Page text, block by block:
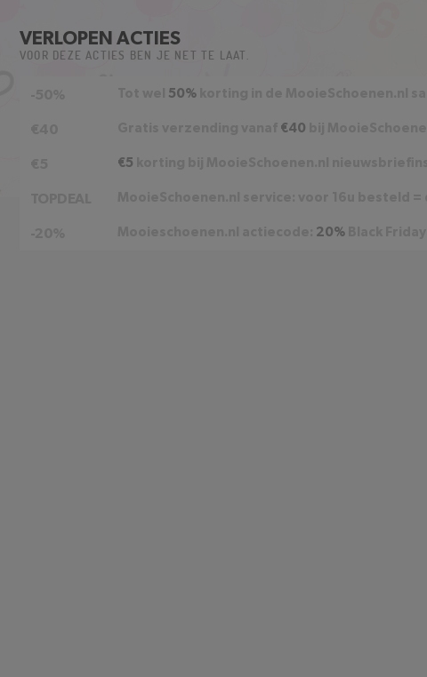
VERLOPEN ACTIES
VOOR DEZE ACTIES BEN JE NET TE LAAT.
50%
€40
€5
20%